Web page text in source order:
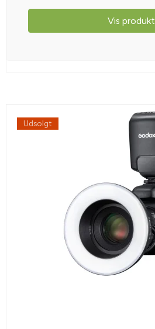
Vis produkt
Udsolgt